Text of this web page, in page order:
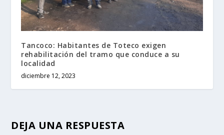
Tancoco: Habitantes de Toteco exigen
rehabilitación del tramo que conduce a su
localidad
diciembre 12, 2023
DEJA UNA RESPUESTA